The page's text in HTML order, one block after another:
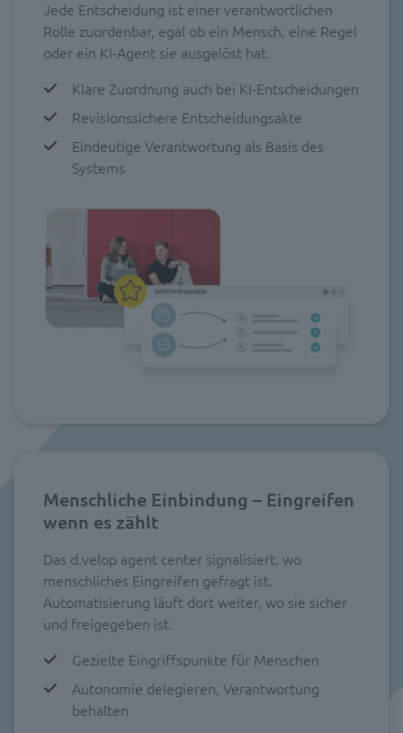
Jede Entscheidung ist einer verantwortlichen
Rolle zuordenbar, egal ob ein Mensch, eine Regel
oder ein KI-Agent sie ausgelöst hat.
Klare Zuordnung auch bei KI-Entscheidungen
Revisionssichere Entscheidungsakte
Eindeutige Verantwortung als Basis des
Systems
Menschliche Einbindung – Eingreifen
wenn es zählt
Das d.velop agent center signalisiert, wo
menschliches Eingreifen gefragt ist.
Automatisierung läuft dort weiter, wo sie sicher
und freigegeben ist.
Gezielte Eingriffspunkte für Menschen
Autonomie delegieren, Verantwortung
behalten